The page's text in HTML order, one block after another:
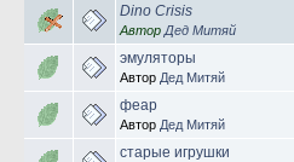
Dino Crisis
Автор Дед Митяй
эмуляторы
Автор Дед Митяй
феар
Автор Дед Митяй
старые игрушки